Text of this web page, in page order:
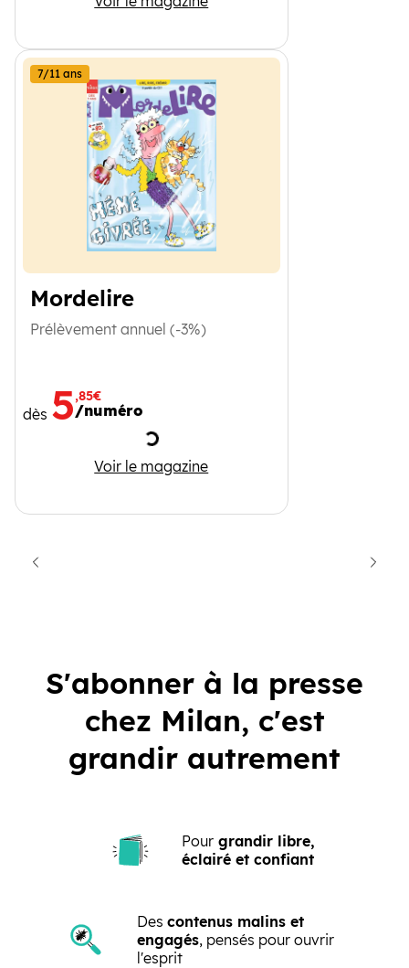
Mordelire
7/11 ans
Prélèvement annuel (-3%)
dès 5,85€
/numéro
Chargement
Voir le magazine
Mordelire
S'abonner à la presse
chez Milan, c'est
grandir autrement
Pour grandir libre,
éclairé et confiant
Des contenus malins et
engagés, pensés pour ouvrir
l'esprit